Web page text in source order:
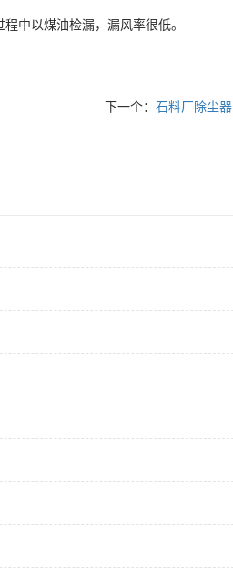
中以煤油检漏，漏风率很低。
下一个：石料厂除尘器